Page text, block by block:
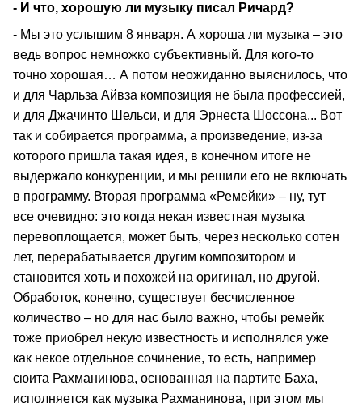
- И что, хорошую ли музыку писал Ричард?
- Мы это услышим 8 января. А хороша ли музыка – это
ведь вопрос немножко субъективный. Для кого-то
точно хорошая… А потом неожиданно выяснилось, что
и для Чарльза Айвза композиция не была профессией,
и для Джачинто Шельси, и для Эрнеста Шоссона... Вот
так и собирается программа, а произведение, из-за
которого пришла такая идея, в конечном итоге не
выдержало конкуренции, и мы решили его не включать
в программу. Вторая программа «Ремейки» – ну, тут
все очевидно: это когда некая известная музыка
перевоплощается, может быть, через несколько сотен
лет, перерабатывается другим композитором и
становится хоть и похожей на оригинал, но другой.
Обработок, конечно, существует бесчисленное
количество – но для нас было важно, чтобы ремейк
тоже приобрел некую известность и исполнялся уже
как некое отдельное сочинение, то есть, например
сюита Рахманинова, основанная на партите Баха,
исполняется как музыка Рахманинова, при этом мы